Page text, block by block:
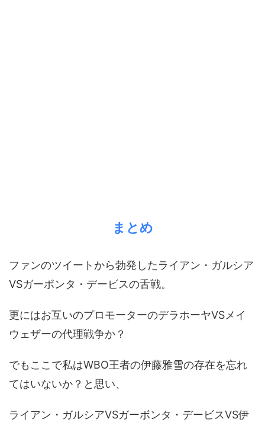
まとめ
ファンのツイートから勃発したライアン・ガルシア
VSガーボンタ・デービスの舌戦。
更にはお互いのプロモーターのデラホーヤVSメイ
ウェザーの代理戦争か？
でもここで私はWBO王者の伊藤雅雪の存在を忘れ
てはいないか？と思い、
ライアン・ガルシアVSガーボンタ・デービスVS伊